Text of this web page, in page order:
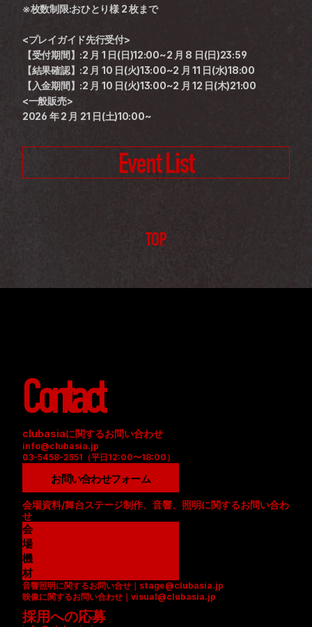
※枚数制限:おひとり様 2 枚まで
<プレイガイド先行受付>
【受付期間】:2 月 1 日(日)12:00~2 月 8 日(日)23:59
【結果確認】:2 月 10 日(火)13:00~2 月 11 日(水)18:00
【入金期間】:2 月 10 日(火)13:00~2 月 12 日(木)21:00
<一般販売>
2026 年 2 月 21 日(土)10:00~
Event List
TOP
Contact
clubasiaに関するお問い合わせ
info@clubasia.jp
03-5458-2551（平日12:00〜18:00）
お問い合わせフォーム
会場資料/舞台ステージ制作、音響、照明に関するお問い合わ
せ
会
場
資
料
(
P
D
機
材
リ
ス
ト
音響照明に関するお問い合せ｜stage@clubasia.jp
映像に関するお問い合わせ｜visual@clubasia.jp
採用への応募